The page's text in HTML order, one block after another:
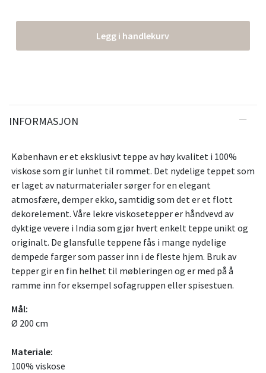
Legg i handlekurv
INFORMASJON
København er et eksklusivt teppe av høy kvalitet i 100%
viskose som gir lunhet til rommet. Det nydelige teppet som
er laget av naturmaterialer sørger for en elegant
atmosfære, demper ekko, samtidig som det er et flott
dekorelement. Våre lekre viskosetepper er håndvevd av
dyktige vevere i India som gjør hvert enkelt teppe unikt og
originalt. De glansfulle teppene fås i mange nydelige
dempede farger som passer inn i de fleste hjem. Bruk av
tepper gir en fin helhet til møbleringen og er med på å
ramme inn for eksempel sofagruppen eller spisestuen.
Mål:
Ø 200 cm
Materiale:
100% viskose